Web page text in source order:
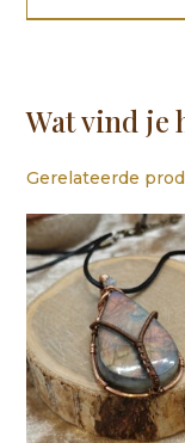
Wat vind je
Gerelateerde